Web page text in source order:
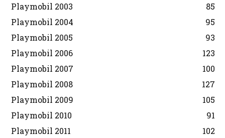
Playmobil 2003
85
Playmobil 2004
95
Playmobil 2005
93
Playmobil 2006
123
Playmobil 2007
100
Playmobil 2008
127
Playmobil 2009
105
Playmobil 2010
91
Playmobil 2011
102